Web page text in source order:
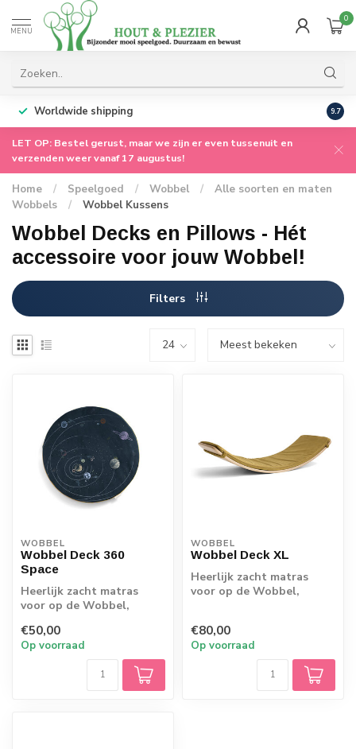
MENU
0
Worldwide shipping 9.7
LET OP: Bestel gerust, maar we zijn er even tussenuit en
verzenden weer vanaf 17 augustus!
Home / Speelgoed / Wobbel /
Alle soorten en maten
Wobbels
/ Wobbel Kussens
Wobbel Decks en Pillows - Hét
accessoire voor jouw Wobbel!
Filters
WOBBEL
Wobbel Deck 360
Space
Heerlijk zacht matras
voor op de Wobbel,
€50,00
Op voorraad
WOBBEL
Wobbel Deck XL
Heerlijk zacht matras
voor op de Wobbel,
€80,00
Op voorraad